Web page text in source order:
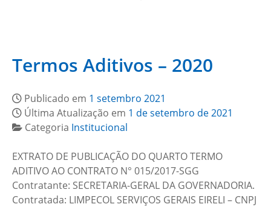
Termos Aditivos – 2020
Publicado em 1 setembro 2021
Última Atualização em 1 de setembro de 2021
Categoria Institucional
EXTRATO DE PUBLICAÇÃO DO QUARTO TERMO
ADITIVO AO CONTRATO N° 015/2017-SGG
Contratante: SECRETARIA-GERAL DA GOVERNADORIA.
Contratada: LIMPECOL SERVIÇOS GERAIS EIRELI – CNPJ